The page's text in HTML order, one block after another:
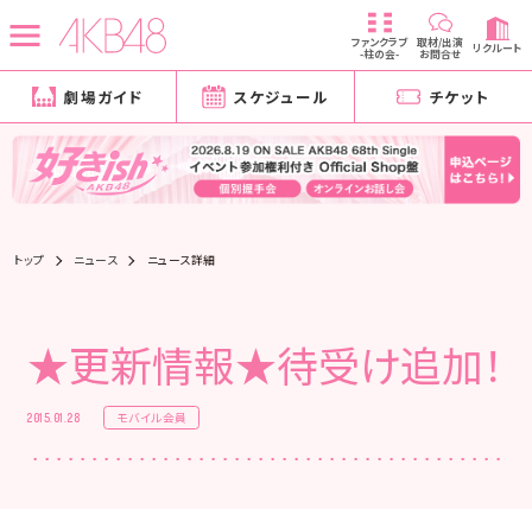
ファンクラブ
-柱の会-
取材/出演
お問合せ リクルート
劇場ガイド スケジュール チケット
トップ ニュース ニュース詳細
★更新情報★待受け追加！
2015.01.28 モバイル会員